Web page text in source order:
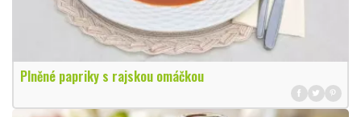
Plněné papriky s rajskou omáčkou